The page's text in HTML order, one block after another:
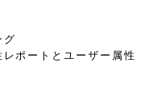
ポートとユーザー属性